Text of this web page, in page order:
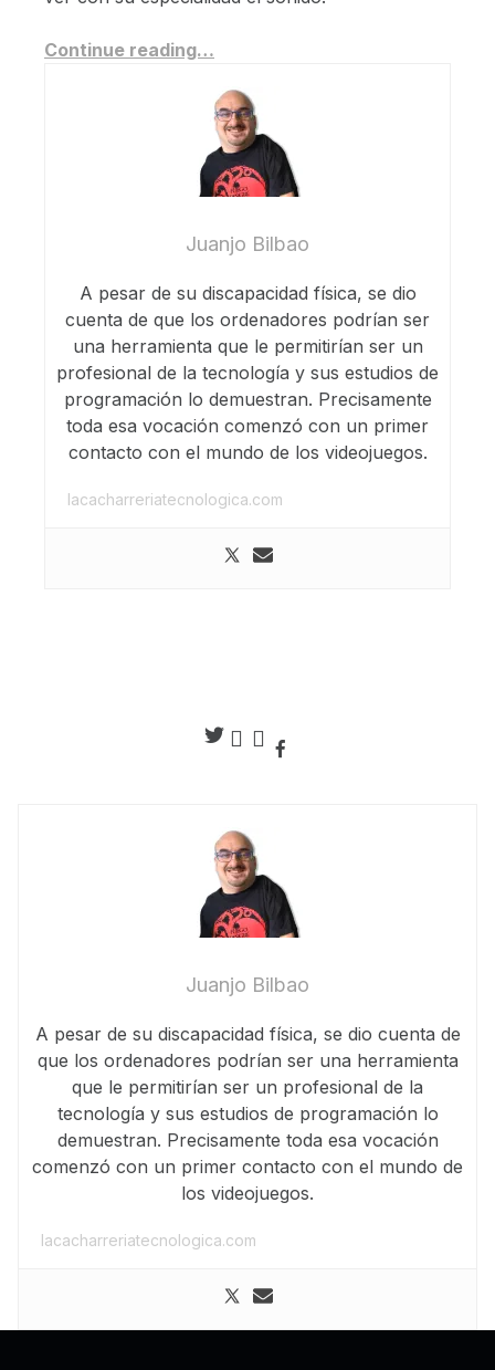
Continue reading…
Juanjo Bilbao
A pesar de su discapacidad física, se dio
cuenta de que los ordenadores podrían ser
una herramienta que le permitirían ser un
profesional de la tecnología y sus estudios de
programación lo demuestran. Precisamente
toda esa vocación comenzó con un primer
contacto con el mundo de los videojuegos.
lacacharreriatecnologica.com
Juanjo Bilbao
A pesar de su discapacidad física, se dio cuenta de
que los ordenadores podrían ser una herramienta
que le permitirían ser un profesional de la
tecnología y sus estudios de programación lo
demuestran. Precisamente toda esa vocación
comenzó con un primer contacto con el mundo de
los videojuegos.
lacacharreriatecnologica.com